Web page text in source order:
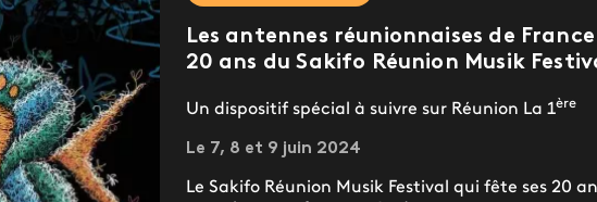
Les antennes réunionnaises de
20 ans du Sakifo Réunion Musik
Un dispositif spécial à suivre sur Réunion La 1ère
Le 7, 8 et 9 juin 2024
Le Sakifo Réunion Musik Festival qui fête ses 20